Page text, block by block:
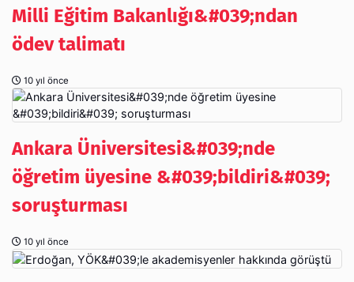
Milli Eğitim Bakanlığı&#039;ndan
ödev talimatı
10 yıl önce
Ankara Üniversitesi&#039;nde
öğretim üyesine &#039;bildiri&#039;
soruşturması
10 yıl önce